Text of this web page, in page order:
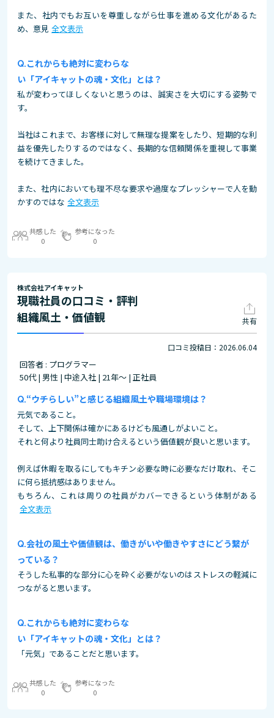
また、社内でもお互いを尊重しながら仕事を進める文化があるた
め、意見 全文表示
これからも絶対に変わらな
い「アイキャットの魂・文化」とは？
私が変わってほしくないと思うのは、誠実さを大切にする姿勢で
す。
当社はこれまで、お客様に対して無理な提案をしたり、短期的な利
益を優先したりするのではなく、長期的な信頼関係を重視して事業
を続けてきました。
また、社内においても理不尽な要求や過度なプレッシャーで人を動
かすのではな 全文表示
共感した
0
参考になった
0
株式会社アイキャット
現職社員の口コミ・評判
組織風土・価値観
共有
口コミ投稿日：2026.06.04
回答者 : プログラマー
50代 | 男性 | 中途入社 | 21年～ | 正社員
“ウチらしい”と感じる組織風土や職場環境は？
元気であること。
そして、上下関係は確かにあるけども風通しがよいこと。
それと何より社員同士助け合えるという価値観が良いと思います。
例えば休暇を取るにしてもキチン必要な時に必要なだけ取れ、そこ
に何ら抵抗感はありません。
もちろん、これは周りの社員がカバーできるという体制がある
全文表示
会社の風土や価値観は、働きがいや働きやすさにどう繋が
っている？
そうした私事的な部分に心を砕く必要がないのはストレスの軽減に
つながると思います。
これからも絶対に変わらな
い「アイキャットの魂・文化」とは？
「元気」であることだと思います。
共感した
0
参考になった
0